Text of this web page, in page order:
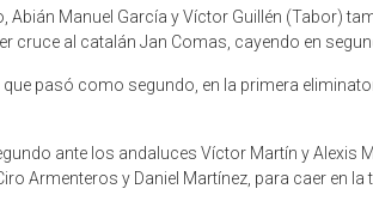
Abián Manuel García y Víctor Guillén (Tabor)
al catalán Jan Comas, cayendo en
pasó como segundo, en la primera
ante los andaluces Víctor Martín y Alexis
Armenteros y Daniel Martínez, para caer en la